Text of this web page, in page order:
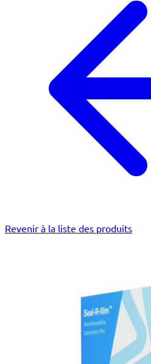
Revenir à la liste des produits